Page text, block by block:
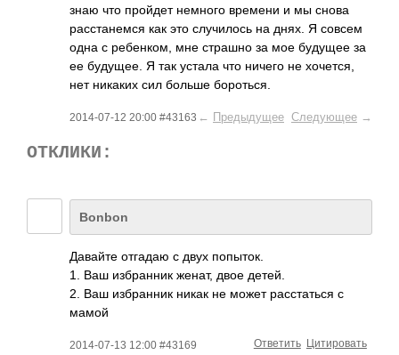
знаю что пройдет немного времени и мы снова
расстанемся как это случилось на днях. Я совсем
одна с ребенком, мне страшно за мое будущее за
ее будущее. Я так устала что ничего не хочется,
нет никаких сил больше бороться.
2014-07-12 20:00 #43163 ← Предыдущее Следующее →
ОТКЛИКИ:
Bonbon
Давайте отгадаю с двух попыток.
1. Ваш избранник женат, двое детей.
2. Ваш избранник никак не может расстаться с
мамой
2014-07-13 12:00 #43169 Цитировать
Ответить